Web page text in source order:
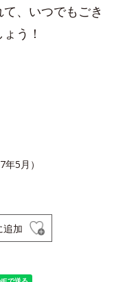
、いつでもごき
う！
5月）
追加